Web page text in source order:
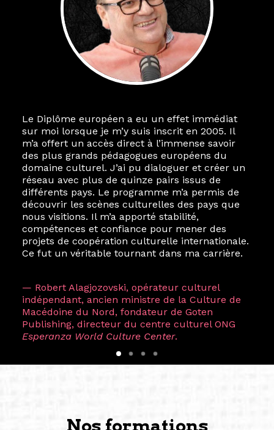
Le Diplôme européen a eu un effet immédiat
sur moi lorsque je m’y suis inscrit en 2005. Il
m’a offert un accès direct à l’immense savoir
des plus grands pédagogues européens du
domaine culturel. J’ai pu dialoguer et créer un
réseau avec plus de quinze pairs issus de
différents pays. Le programme m’a permis de
découvrir les scènes culturelles des pays que
nous visitions. Il m’a apporté stabilité,
compétences et confiance pour mener des
projets de coopération culturelle internationale.
Ce fut un véritable tournant dans ma carrière.
— Robert Alagjozovski, opérateur culturel
indépendant, ancien ministre de la Culture de
Macédoine du Nord, fondateur de Goten
Publishing, directeur du centre culturel ONG
Esperanza World Culture Center.
Nos formations